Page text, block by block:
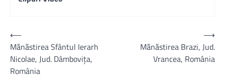
Post
navigation
⟵
Mănăstirea Sfântul Ierarh
Nicolae, Jud. Dâmbovița,
România
Mănăstirea Brazi, Jud.
Vrancea, România
⟶